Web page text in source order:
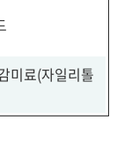
미료(자일리톨